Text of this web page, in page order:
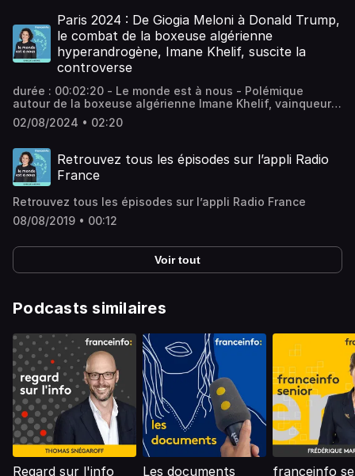
limite, rendez-vous sur Radio France.
Paris 2024 : De Giogia Meloni à Donald Trump,
le combat de la boxeuse algérienne
hyperandrogène, Imane Khelif, suscite la
controverse
durée : 00:02:20 - Le monde est à nous - Polémique
autour de la boxeuse algérienne Imane Khelif, vainqueur
le 1er août en huitième de finale aux JO de l'italienne
Angela Carini chez les moins de 66 kilos. La controverse
personne intersexe, est accusée par ses détracteurs
d'être un homme. Vous aimez ce podcast ? Pour écouter
tous les autres épisodes sans limite, rendez-vous sur
02/08/2024 • 02:20
Retrouvez tous les épisodes sur l’appli Radio
France
Retrouvez tous les épisodes sur l’appli Radio France
08/08/2019 • 00:12
Voir tout
Podcasts similaires
Regard sur l'info Les documents franceinfo